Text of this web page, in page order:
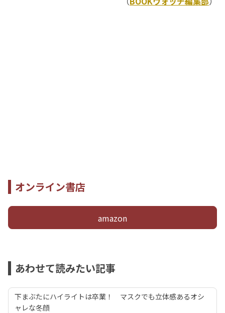
オンライン書店
amazon
あわせて読みたい記事
下まぶたにハイライトは卒業！ マスクでも立体感あるオシ
ャレな冬顔